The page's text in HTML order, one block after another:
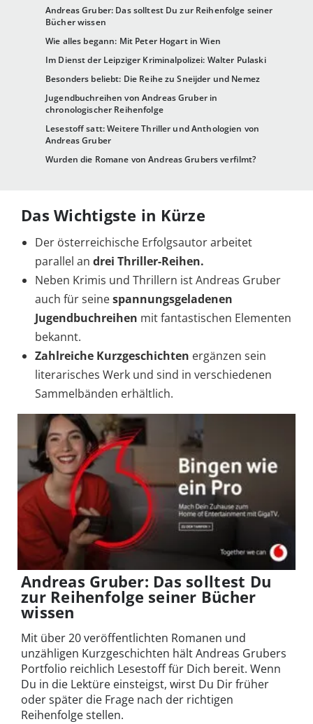
Andreas Gruber: Das solltest Du zur Reihenfolge seiner
Bücher wissen
Wie alles begann: Mit Peter Hogart in Wien
Im Dienst der Leipziger Kriminalpolizei: Walter Pulaski
Besonders beliebt: Die Reihe zu Sneijder und Nemez
Jugendbuchreihen von Andreas Gruber in
chronologischer Reihenfolge
Lesestoff satt: Weitere Thriller und Anthologien von
Andreas Gruber
Wurden die Romane von Andreas Grubers verfilmt?
Das Wichtigste in Kürze
Der österreichische Erfolgsautor arbeitet
parallel an drei Thriller-Reihen.
Neben Krimis und Thrillern ist Andreas Gruber
auch für seinespannungsgeladenen
Jugendbuchreihen mit fantastischen Elementen
bekannt.
Zahlreiche Kurzgeschichten ergänzen sein
literarisches Werk und sind in verschiedenen
Sammelbänden erhältlich.
Andreas Gruber: Das solltest Du
zur Reihenfolge seiner Bücher
wissen
Mit über 20 veröffentlichten Romanen und
unzähligen Kurzgeschichten hält Andreas Grubers
Portfolio reichlich Lesestoff für Dich bereit. Wenn
Du in die Lektüre einsteigst, wirst Du Dir früher
oder später die Frage nach der richtigen
Reihenfolge stellen.